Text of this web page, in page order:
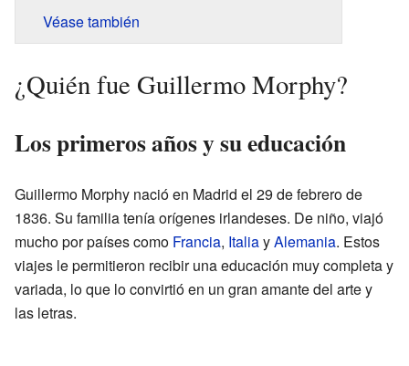
Véase también
¿Quién fue Guillermo Morphy?
Los primeros años y su educación
Guillermo Morphy nació en Madrid el 29 de febrero de
1836. Su familia tenía orígenes irlandeses. De niño, viajó
mucho por países como Francia, ItaliayAlemania. Estos
viajes le permitieron recibir una educación muy completa y
variada, lo que lo convirtió en un gran amante del arte y
las letras.